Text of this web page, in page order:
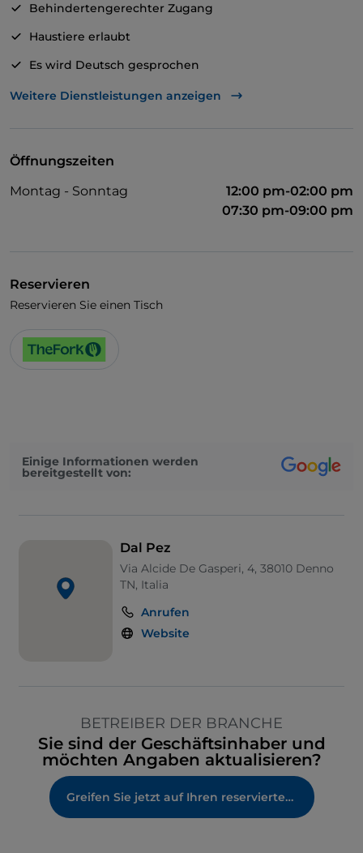
Behindertengerechter Zugang
Haustiere erlaubt
Es wird Deutsch gesprochen
WLAN
Weitere Dienstleistungen anzeigen
Öffnungszeiten
Montag - Sonntag
12:00 pm-02:00 pm
07:30 pm-09:00 pm
Reservieren
Reservieren Sie einen Tisch
Einige Informationen werden
bereitgestellt von:
Dal Pez
Via Alcide De Gasperi, 4, 38010 Denno
TN, Italia
Anrufen
Website
BETREIBER DER BRANCHE
Sie sind der Geschäftsinhaber und
möchten Angaben aktualisieren?
Greifen Sie jetzt auf Ihren reservierten Bereich zu